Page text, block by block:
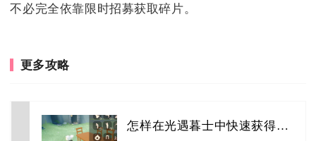
不必完全依靠限时招募获取碎片。
更多攻略
怎样在光遇暮士中快速获得爱心